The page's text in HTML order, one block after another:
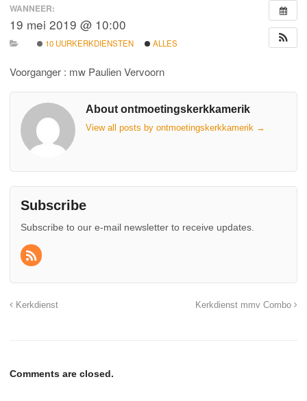
WANNEER:
19 mei 2019 @ 10:00
10 UURKERKDIENSTEN ALLES
Voorganger : mw Paulien Vervoorn
About ontmoetingskerkkamerik
View all posts by ontmoetingskerkkamerik →
Subscribe
Subscribe to our e-mail newsletter to receive updates.
Kerkdienst Kerkdienst mmv Combo
Comments are closed.